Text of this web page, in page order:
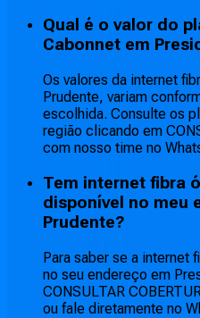
Qual é o valor do
Cabonnet em
Os valores da internet
Prudente, variam
escolhida. Consulte os
região clicando em
com nosso time no
Tem internet fibra
disponível no meu
Prudente?
Para saber se a internet
no seu endereço em
CONSULTAR
ou fale diretamente no